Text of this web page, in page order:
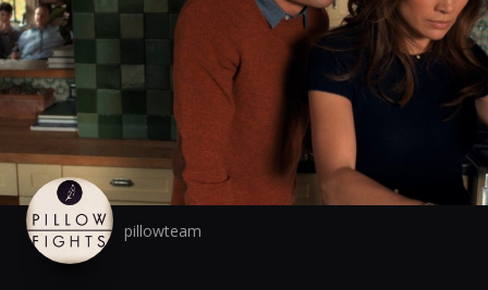
pillowteam